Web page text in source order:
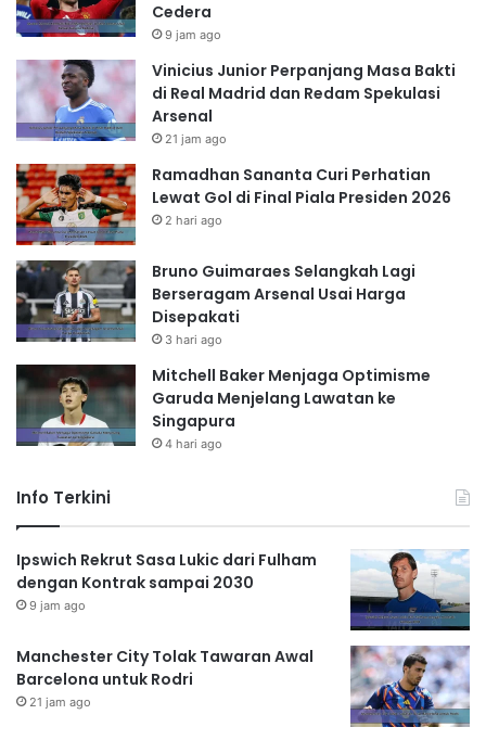
Cedera
9 jam ago
Vinicius Junior Perpanjang Masa Bakti
di Real Madrid dan Redam Spekulasi
Arsenal
21 jam ago
Ramadhan Sananta Curi Perhatian
Lewat Gol di Final Piala Presiden 2026
2 hari ago
Bruno Guimaraes Selangkah Lagi
Berseragam Arsenal Usai Harga
Disepakati
3 hari ago
Mitchell Baker Menjaga Optimisme
Garuda Menjelang Lawatan ke
Singapura
4 hari ago
Info Terkini
Ipswich Rekrut Sasa Lukic dari Fulham
dengan Kontrak sampai 2030
9 jam ago
Manchester City Tolak Tawaran Awal
Barcelona untuk Rodri
21 jam ago